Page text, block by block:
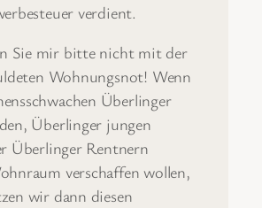
verdient.
Sie mir bitte nicht mit der
Wohnungsnot! Wenn
Überlinger
Überlinger jungen
Überlinger Rentnern
verschaffen wollen,
wir dann diesen